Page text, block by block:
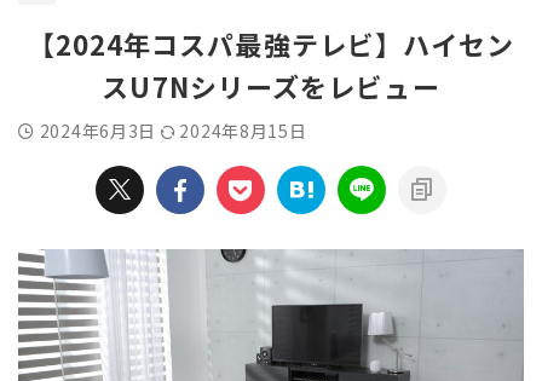
【2024年コスパ最強テレビ】ハイセン
スU7Nシリーズをレビュー
2024年6月3日 2024年8月15日